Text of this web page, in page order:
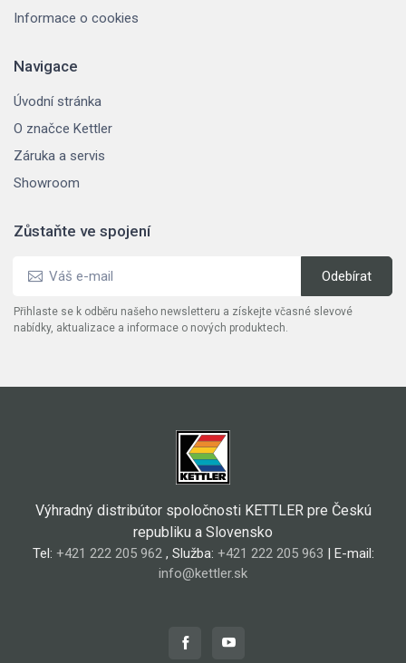
Informace o cookies
Navigace
Úvodní stránka
O značce Kettler
Záruka a servis
Showroom
Zůstaňte ve spojení
Přihlaste se k odběru našeho newsletteru a získejte včasné slevové
nabídky, aktualizace a informace o nových produktech.
Výhradný distribútor spoločnosti KETTLER pre Českú
republiku a Slovensko
Tel: +421 222 205 962, Služba: +421 222 205 963 | E-mail:
info@kettler.sk